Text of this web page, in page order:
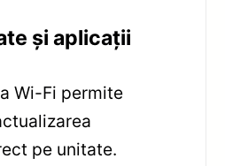
și aplicații
Wi-Fi permite
pe unitate.